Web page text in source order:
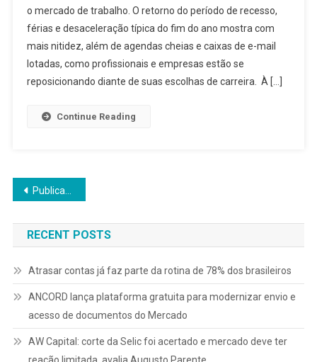
o mercado de trabalho. O retorno do período de recesso,
férias e desaceleração típica do fim do ano mostra com
mais nitidez, além de agendas cheias e caixas de e-mail
lotadas, como profissionais e empresas estão se
reposicionando diante de suas escolhas de carreira. À […]
Continue Reading
Navegação
por
posts
Publicações mais antigas
RECENT POSTS
Atrasar contas já faz parte da rotina de 78% dos brasileiros
ANCORD lança plataforma gratuita para modernizar envio e
acesso de documentos do Mercado
AW Capital: corte da Selic foi acertado e mercado deve ter